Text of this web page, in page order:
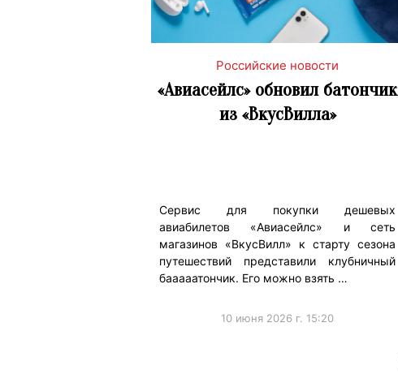
Российские новости
«Авиасейлс» обновил батончик
из «ВкусВилла»
Сервис для покупки дешевых
авиабилетов «Авиасейлс» и сеть
магазинов «ВкусВилл» к старту сезона
путешествий представили клубничный
бааааатончик. Его можно взять …
10 июня 2026 г. 15:20